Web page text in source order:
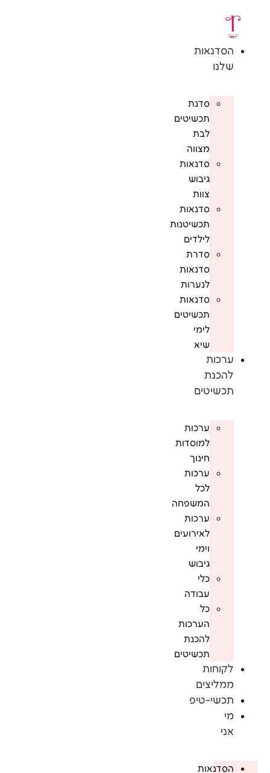
הסדנאות
שלנו
סדנת
תכשיטים
לבת
מצווה
סדנאות
גיבוש
צוות
סדנאות
תכשיטנות
לילדים
סדרת
סדנאות
לנערות
סדנאות
תכשיטים
לימי
שיא
ערכות
להכנת
תכשיטים
ערכות
למוסדות
חינוך
ערכות
לכל
המשפחה
ערכות
לאירועים
וימי
גיבוש
כלי
עבודה
כל
הערכות
להכנת
תכשיטים
לקוחות
ממליצים
תכשי-טיפ
מי
אני
הסדנאות